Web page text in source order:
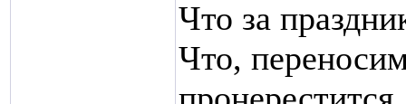
Что за
Что,